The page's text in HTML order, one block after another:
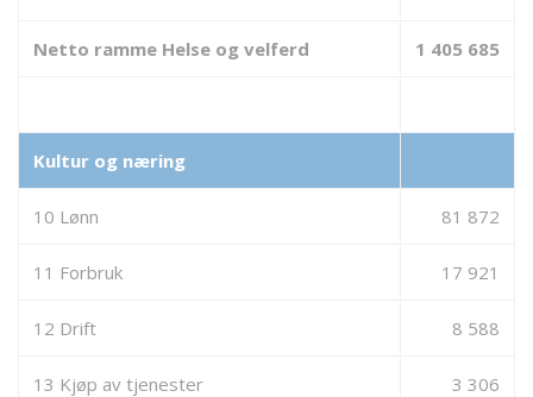
Netto ramme Helse og velferd 1 405 685
Kultur og næring
10 Lønn 81 872
11 Forbruk 17 921
12 Drift 8 588
13 Kjøp av tjenester 3 306